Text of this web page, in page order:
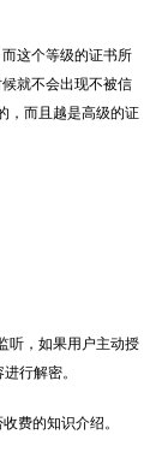
这个等级的证书所
就不会出现不被信
，而且越是高级的证
听，如果用户主动授
行解密。
费的知识介绍。